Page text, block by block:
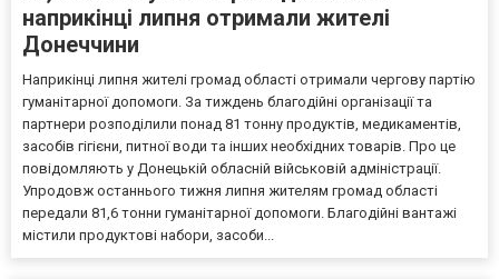
наприкінці липня отримали жителі
Донеччини
Наприкінці липня жителі громад області отримали чергову партію
гуманітарної допомоги. За тиждень благодійні організації та
партнери розподілили понад 81 тонну продуктів, медикаментів,
засобів гігієни, питної води та інших необхідних товарів. Про це
повідомляють у Донецькій обласній військовій адміністрації.
Упродовж останнього тижня липня жителям громад області
передали 81,6 тонни гуманітарної допомоги. Благодійні вантажі
містили продуктові набори, засоби...